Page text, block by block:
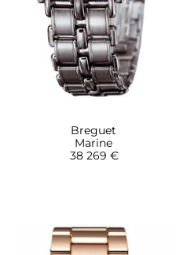
Breguet
Marine
38 269 €